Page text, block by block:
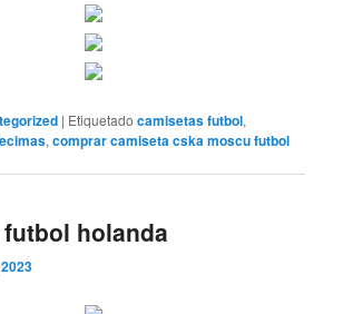
| Etiquetado camisetas futbol,
,comprar camiseta cska moscu futbol
holanda